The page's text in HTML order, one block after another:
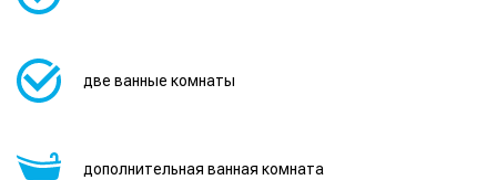
две ванные комнаты
дополнительная ванная комната